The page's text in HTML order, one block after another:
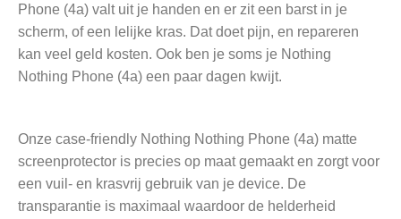
Phone (4a) valt uit je handen en er zit een barst in je
scherm, of een lelijke kras. Dat doet pijn, en repareren
kan veel geld kosten. Ook ben je soms je Nothing
Nothing Phone (4a) een paar dagen kwijt.
Onze case-friendly Nothing Nothing Phone (4a) matte
screenprotector is precies op maat gemaakt en zorgt voor
een vuil- en krasvrij gebruik van je device. De
transparantie is maximaal waardoor de helderheid